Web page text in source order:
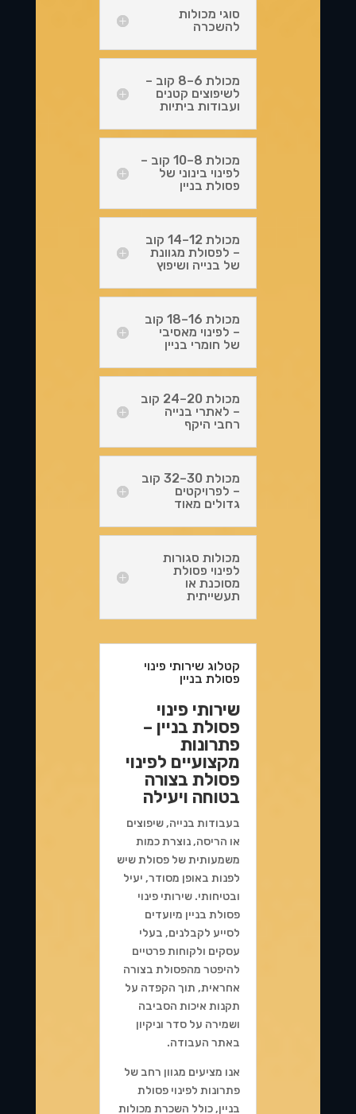
סוגי מכולות
להשכרה
מכולת 6–8 קוב –
לשיפוצים קטנים
ועבודות ביתיות
מכולת 8–10 קוב –
לפינוי בינוני של
פסולת בניין
מכולת 12–14 קוב
– לפסולת מגוונת
של בנייה ושיפוץ
מכולת 16–18 קוב
– לפינוי מאסיבי
של חומרי בניין
מכולת 20–24 קוב
– לאתרי בנייה
רחבי היקף
מכולת 30–32 קוב
– לפרויקטים
גדולים מאוד
מכולות סגורות
לפינוי פסולת
מסוכנת או
תעשייתית
קטלוג שירותי פינוי
פסולת בניין
שירותי פינוי
פסולת בניין –
פתרונות
מקצועיים לפינוי
פסולת בצורה
בטוחה ויעילה
בעבודות בנייה, שיפוצים
או הריסה, נוצרת כמות
משמעותית של פסולת שיש
לפנות באופן מסודר, יעיל
ובטיחותי. שירותי פינוי
פסולת בניין מיועדים
לסייע לקבלנים, בעלי
עסקים ולקוחות פרטיים
להיפטר מהפסולת בצורה
אחראית, תוך הקפדה על
תקנות איכות הסביבה
ושמירה על סדר וניקיון
באתר העבודה.
אנו מציעים מגוון רחב של
פתרונות לפינוי פסולת
בניין, כולל השכרת מכולות